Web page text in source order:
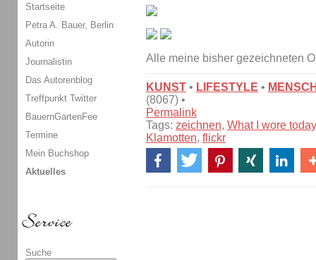
Alle meine bisher gezeichneten
KUNST • LIFESTYLE •
(8067) •
Permalink
Tags: zeichnen, What I wore today
Klamotten, flickr
Startseite
Petra A. Bauer, Berlin
Autorin
Journalistin
Das Autorenblog
Treffpunkt Twitter
BauernGartenFee
Termine
Mein Buchshop
Aktuelles
Suche